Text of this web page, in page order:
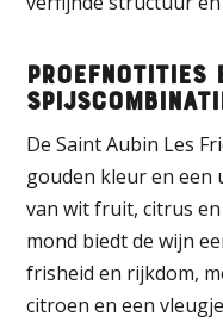
Proefnotities
De Saint Aubin Les
gouden kleur en een
van wit fruit, citrus
mond biedt de wijn
frisheid en rijkdom,
citroen en een